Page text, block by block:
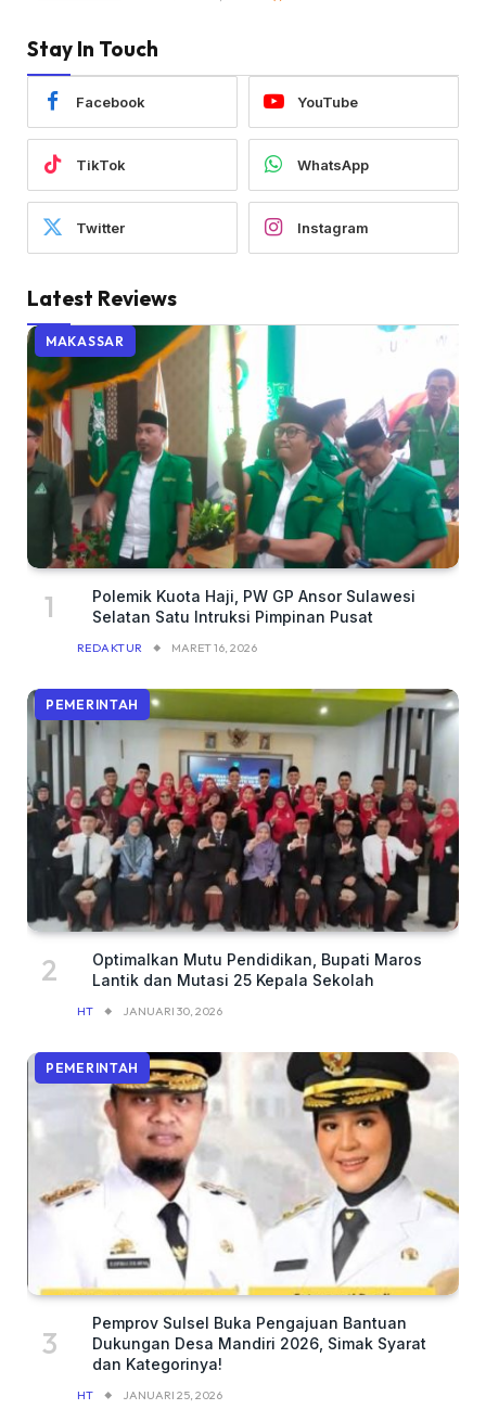
Stay In Touch
Facebook YouTube
TikTok WhatsApp
Twitter Instagram
Latest Reviews
MAKASSAR
Polemik Kuota Haji, PW GP Ansor Sulawesi
Selatan Satu Intruksi Pimpinan Pusat
REDAKTUR MARET 16, 2026
PEMERINTAH
Optimalkan Mutu Pendidikan, Bupati Maros
Lantik dan Mutasi 25 Kepala Sekolah
HT JANUARI 30, 2026
PEMERINTAH
Pemprov Sulsel Buka Pengajuan Bantuan
Dukungan Desa Mandiri 2026, Simak Syarat
dan Kategorinya!
HT JANUARI 25, 2026